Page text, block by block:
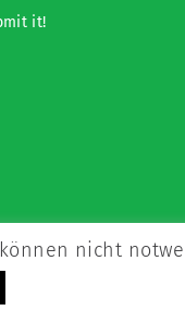
it!
nicht